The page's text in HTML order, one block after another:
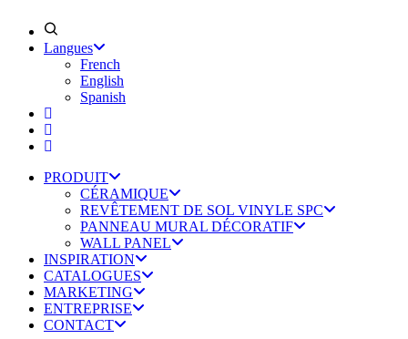
Langues
French
English
Spanish
PRODUIT
CÉRAMIQUE
REVÊTEMENT DE SOL VINYLE SPC
PANNEAU MURAL DÉCORATIF
WALL PANEL
INSPIRATION
CATALOGUES
MARKETING
ENTREPRISE
CONTACT